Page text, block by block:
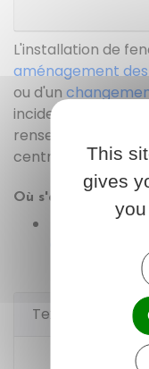
L'installation de
aménagement
ou d'un
incidence sur vos
renseignements,
centre
Où s'adresser ?
Centre
Textes de
Code de
This
gives